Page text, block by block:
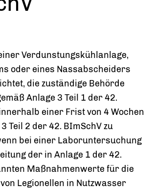
Verdunstungskühlanlage,
oder eines Nassabscheiders
die zuständige Behörde
Anlage 3 Teil 1 der 42.
einer Frist von 4 Wochen
Teil 2 der 42. BImSchV zu
bei einer Laboruntersuchung
der in Anlage 1 der 42.
Maßnahmenwerte für die
Legionellen in Nutzwasser